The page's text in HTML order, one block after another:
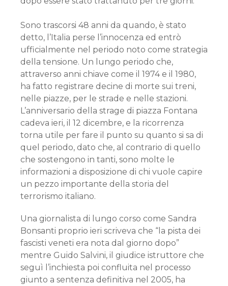
Sono trascorsi 48 anni da quando, è stato
detto, l’Italia perse l’innocenza ed entrò
ufficialmente nel periodo noto come strategia
della tensione. Un lungo periodo che,
attraverso anni chiave come il 1974 e il 1980,
ha fatto registrare decine di morte sui treni,
nelle piazze, per le strade e nelle stazioni.
L’anniversario della strage di piazza Fontana
cadeva ieri, il 12 dicembre, e la ricorrenza
torna utile per fare il punto su quanto si sa di
quel periodo, dato che, al contrario di quello
che sostengono in tanti, sono molte le
informazioni a disposizione di chi vuole capire
un pezzo importante della storia del
terrorismo italiano.
Una giornalista di lungo corso come Sandra
Bonsanti proprio ieri scriveva che “la pista dei
fascisti veneti era nota dal giorno dopo”
mentre Guido Salvini, il giudice istruttore che
seguì l’inchiesta poi confluita nel processo
giunto a sentenza definitiva nel 2005, ha